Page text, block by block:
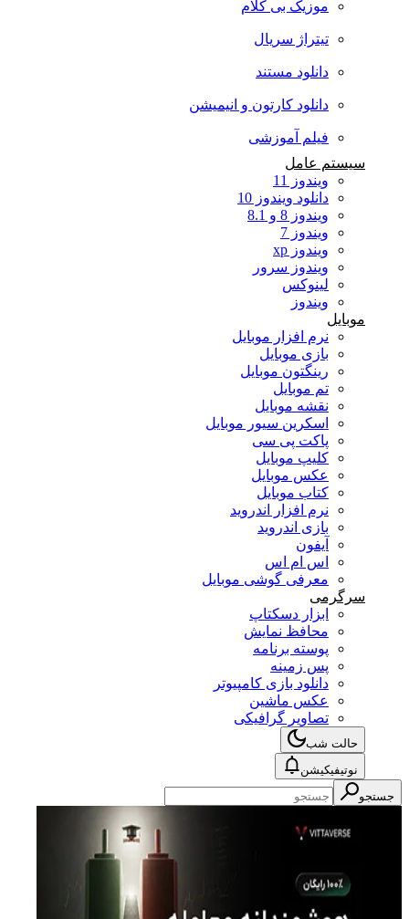
موزیک بی کلام
تیتراژ سریال
دانلود مستند
دانلود کارتون و انیمیشن
فیلم آموزشی
سیستم عامل
ویندوز 11
دانلود ویندوز 10
ویندوز 8 و 8.1
ویندوز 7
ویندوز xp
ویندوز سرور
لینوکس
ویندوز
موبایل
نرم افزار موبایل
بازی موبایل
رینگتون موبایل
تم موبایل
نقشه موبایل
اسکرین سیور موبایل
پاکت پی سی
کلیپ موبایل
عکس موبایل
کتاب موبایل
نرم افزار اندروید
بازی اندروید
آیفون
اس ام اس
معرفی گوشی موبایل
سرگرمی
ابزار دسکتاپ
محافظ نمایش
پوسته برنامه
پس زمینه
دانلود بازی کامپیوتر
عکس ماشین
تصاویر گرافیکی
حالت شب
نوتیفیکیشن
جستجو